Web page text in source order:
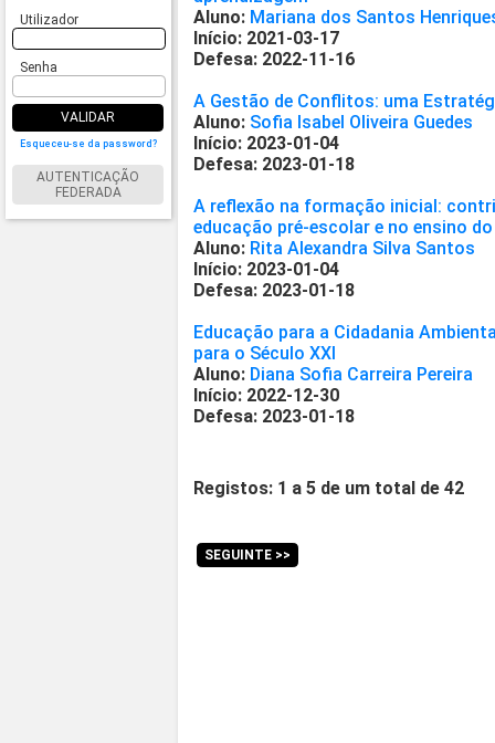
Utilizador
Senha
VALIDAR
Esqueceu-se da password?
AUTENTICAÇÃO
FEDERADA
Aluno: Mariana dos Santos
Início: 2021-03-17
Defesa: 2022-11-16
A Gestão de Conflitos: uma
Aluno: Sofia Isabel Oliveira Guedes
Início: 2023-01-04
Defesa: 2023-01-18
A reflexão na formação inicial:
educação pré-escolar e no ensino
Aluno: Rita Alexandra Silva Santos
Início: 2023-01-04
Defesa: 2023-01-18
Educação para a Cidadania
para o Século XXI
Aluno: Diana Sofia Carreira Pereira
Início: 2022-12-30
Defesa: 2023-01-18
Registos: 1 a 5 de um total de 42